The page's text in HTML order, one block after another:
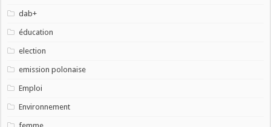
dab+
éducation
election
emission polonaise
Emploi
Environnement